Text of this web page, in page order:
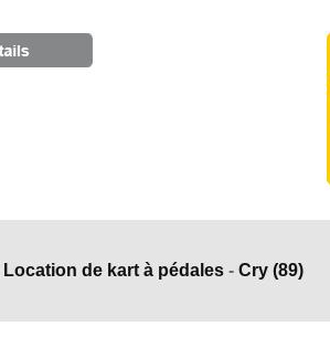
Location de kart à pédales- Cry (89)